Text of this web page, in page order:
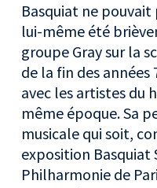
Basquiat ne pouvait
lui-même été
groupe Gray sur la
de la fin des
avec les artistes du
même époque. Sa
musicale qui soit,
exposition Basquiat
Philharmonie de